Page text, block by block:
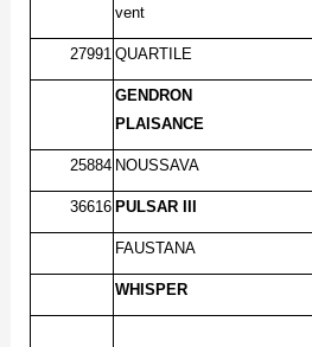
vent
27991 QUARTILE
GENDRON
PLAISANCE
25884 NOUSSAVA
36616 PULSAR III
FAUSTANA
WHISPER